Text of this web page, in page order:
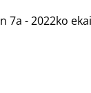
7a - 2022ko